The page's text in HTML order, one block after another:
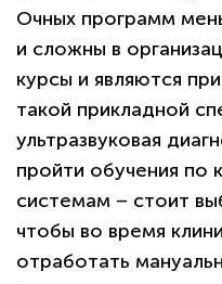
Очных программ
и сложны в
курсы и являются
такой прикладной
ультразвуковая
пройти обучения по
системам – стоит
чтобы во время
отработать